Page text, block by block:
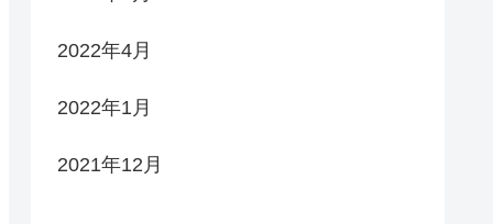
2022年4月
2022年1月
2021年12月